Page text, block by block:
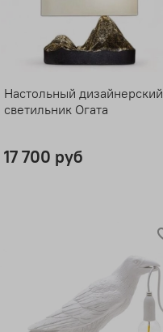
Настольный дизайнерский
светильник Огата
17 700 руб